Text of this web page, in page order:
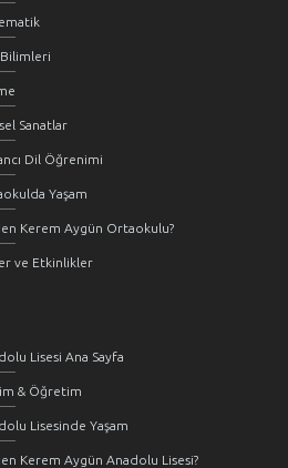
Bilimleri
Sanatlar
Dil Öğrenimi
Yaşam
Kerem Aygün Ortaokulu?
ve Etkinlikler
Lisesi Ana Sayfa
& Öğretim
Lisesinde Yaşam
Kerem Aygün Anadolu Lisesi?